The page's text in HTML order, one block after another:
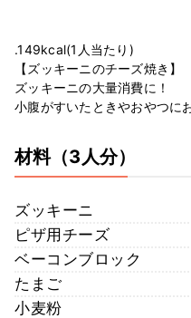
.149kcal(1人当たり)
【ズッキーニのチーズ焼き】
ズッキーニの大量消費に！
小腹がすいたときやおやつに
材料（3人分）
ズッキーニ
ピザ用チーズ
ベーコンブロック
たまご
小麦粉